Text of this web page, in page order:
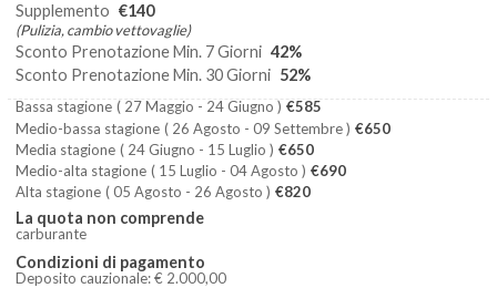
Supplemento €140
(Pulizia, cambio vettovaglie)
Sconto Prenotazione Min. 7 Giorni 42%
Sconto Prenotazione Min. 30 Giorni 52%
Bassa stagione ( 27 Maggio - 24 Giugno ) €585
Medio-bassa stagione ( 26 Agosto - 09 Settembre ) €650
Media stagione ( 24 Giugno - 15 Luglio ) €650
Medio-alta stagione ( 15 Luglio - 04 Agosto ) €690
Alta stagione ( 05 Agosto - 26 Agosto ) €820
La quota non comprende
carburante
Condizioni di pagamento
Deposito cauzionale: € 2.000,00